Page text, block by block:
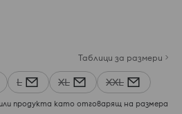
Таблици за размери
L XL XXL
продукта като отговарящ на размера